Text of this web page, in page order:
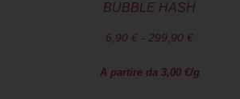
BUBBLE HASH
6,90 € - 299,90 €
A partire da 3,00 €/g